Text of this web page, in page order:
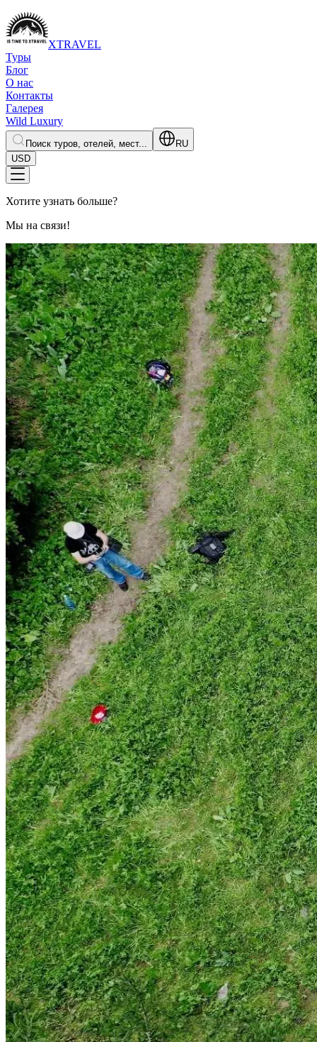
XTRAVEL
Туры
Блог
О нас
Контакты
Галерея
Wild Luxury
Поиск туров, отелей, мест...
RU
USD
Хотите узнать больше?
Мы на связи!